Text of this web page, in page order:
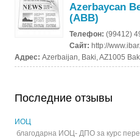
Azerbaycan
(ABB)
Телефон:(99412)
Сайт:http://
Адрес:Azerbaijan, Baki, AZ1005
Последние отзывы
ИОЦ
благодарна ИОЦ- ДПО за курс